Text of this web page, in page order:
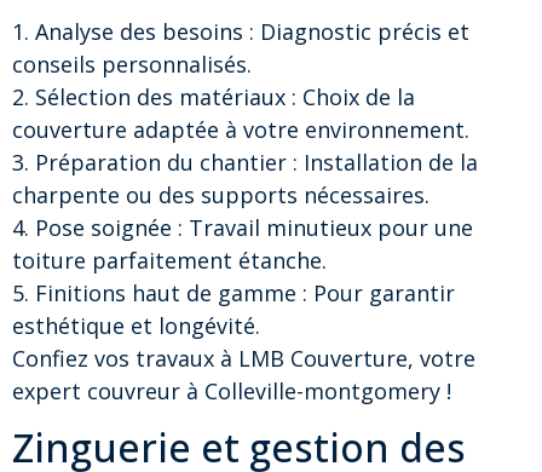
1. Analyse des besoins : Diagnostic précis et
conseils personnalisés.
2. Sélection des matériaux : Choix de la
couverture adaptée à votre environnement.
3. Préparation du chantier : Installation de la
charpente ou des supports nécessaires.
4. Pose soignée : Travail minutieux pour une
toiture parfaitement étanche.
5. Finitions haut de gamme : Pour garantir
esthétique et longévité.
Confiez vos travaux à LMB Couverture, votre
expert couvreur à Colleville-montgomery !
Zinguerie et gestion des